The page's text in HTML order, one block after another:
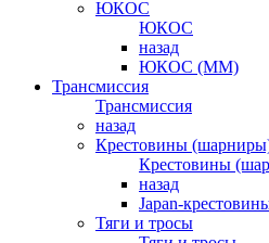
ЮКОС
ЮКОС
назад
ЮКОС (ММ)
Трансмиссия
Трансмиссия
назад
Крестовины
Крестовины
назад
Japan-
Тяги и тросы